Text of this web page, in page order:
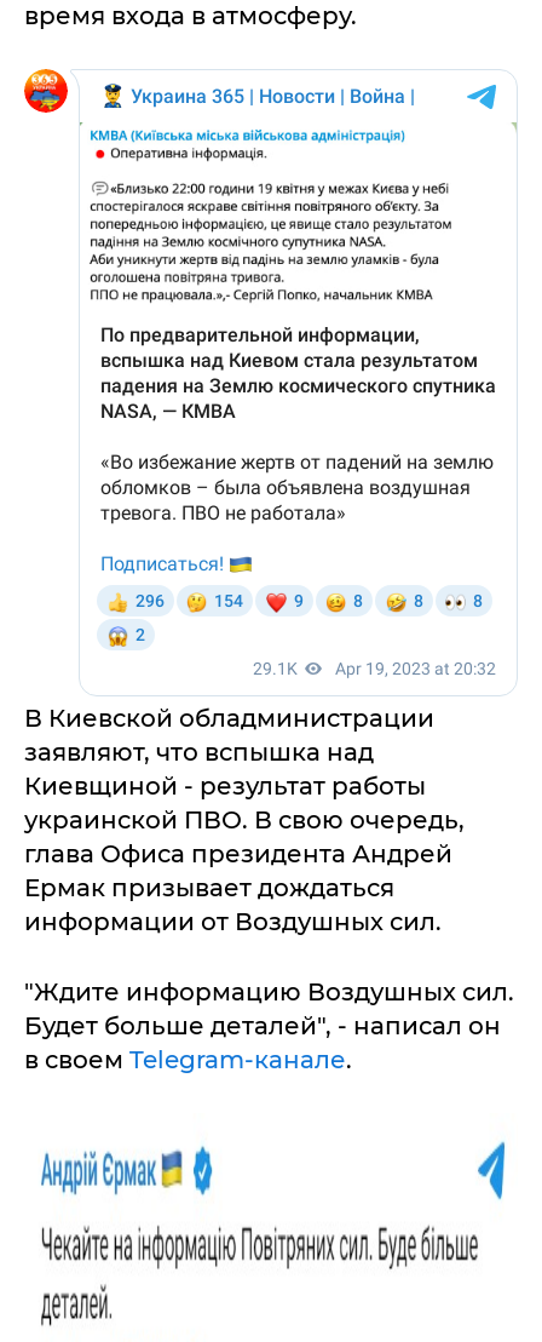
время входа в атмосферу.
В Киевской обладминистрации
заявляют, что вспышка над
Киевщиной - результат работы
украинской ПВО. В свою очередь,
глава Офиса президента Андрей
Ермак призывает дождаться
информации от Воздушных сил.
"Ждите информацию Воздушных сил.
Будет больше деталей", - написал он
в своем Telegram-канале.